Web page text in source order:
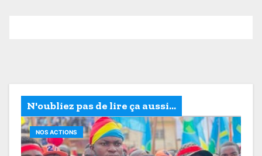
N'oubliez pas de lire ça aussi...
NOS ACTIONS